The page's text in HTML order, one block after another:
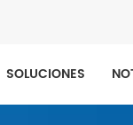
SOLUCIONES